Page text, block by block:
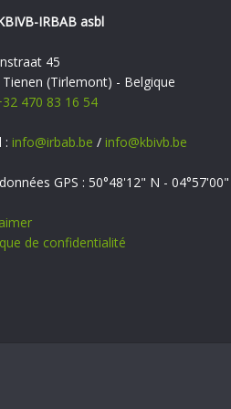
IRBAB asbl
45
Tienen (Tirlemont) - Belgique
470 83 16 54
: info@irbab.be / info@kbivb.be
GPS : 50°48'12" N - 04°57'00"
de confidentialité